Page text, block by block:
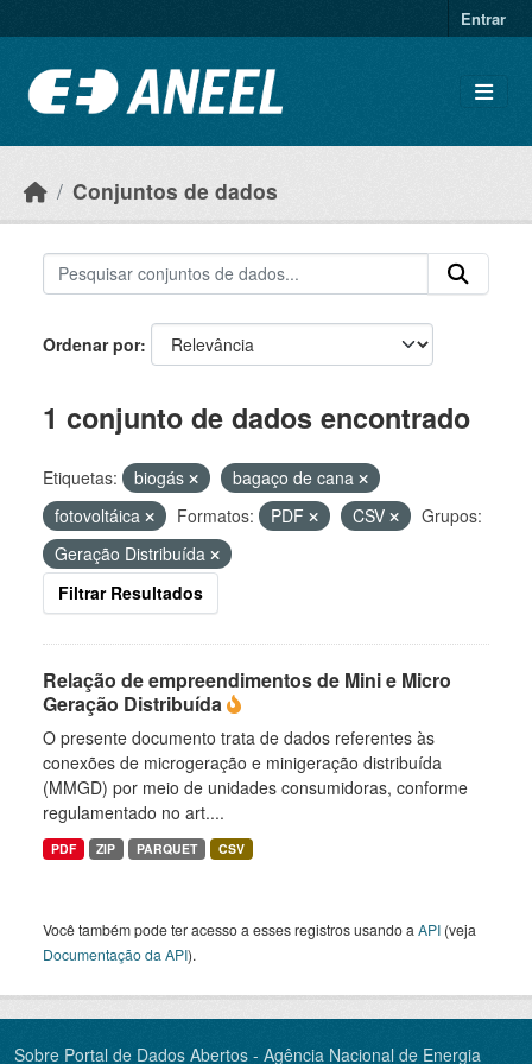
Entrar
Conjuntos de dados
Ordenar por
1 conjunto de dados encontrado
Etiquetas: biogás
bagaço de cana
fotovoltáica
Formatos: PDF CSV
Grupos:
Geração Distribuída
Filtrar Resultados
Relação de empreendimentos de Mini e Micro
Geração Distribuída
O presente documento trata de dados referentes às
conexões de microgeração e minigeração distribuída
(MMGD) por meio de unidades consumidoras, conforme
regulamentado no art....
PDF ZIP PARQUET CSV
Você também pode ter acesso a esses registros usando a API (veja
Documentação da API).
Sobre Portal de Dados Abertos - Agência Nacional de Energia